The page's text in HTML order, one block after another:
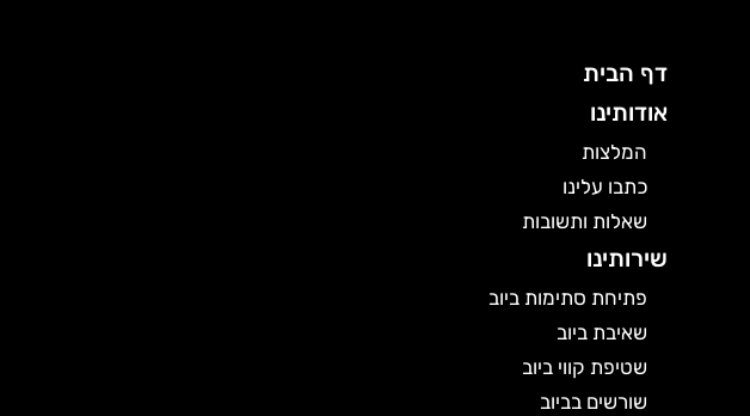
דף הבית
אודותינו
המלצות
כתבו עלינו
שאלות ותשובות
שירותינו
פתיחת סתימות ביוב
שאיבת ביוב
שטיפת קווי ביוב
שורשים בביוב